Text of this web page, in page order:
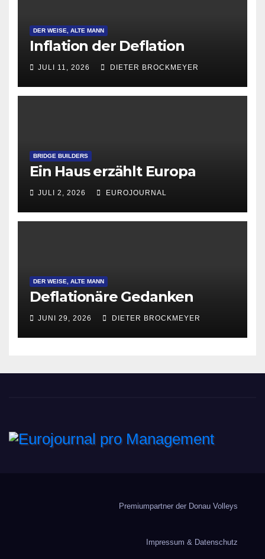
DER WEISE, ALTE MANN
Inflation der Deflation
JULI 11, 2026 DIETER BROCKMEYER
BRIDGE BUILDERS
Ein Haus erzählt Europa
JULI 2, 2026 EUROJOURNAL
DER WEISE, ALTE MANN
Deflationäre Gedanken
JUNI 29, 2026 DIETER BROCKMEYER
Premiumpartner der Donau Volleys
Impressum & Datenschutz